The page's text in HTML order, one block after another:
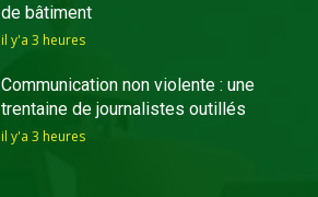
de bâtiment
il y'a 3 heures
Communication non violente : une
trentaine de journalistes outillés
il y'a 3 heures